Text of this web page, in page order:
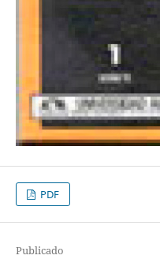
PDF
Publicado